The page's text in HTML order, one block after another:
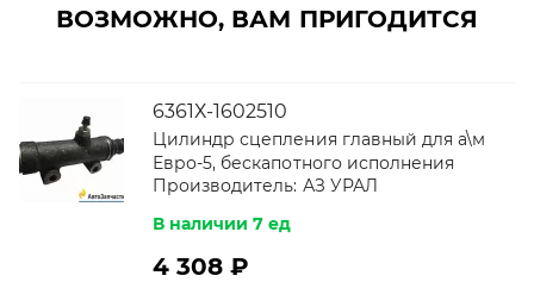
ВОЗМОЖНО, ВАМ ПРИГОДИТСЯ
6361Х-1602510
Цилиндр сцепления главный для а\м
Евро-5, бескапотного исполнения
Производитель: АЗ УРАЛ
В наличии 7 ед
4 308 ₽